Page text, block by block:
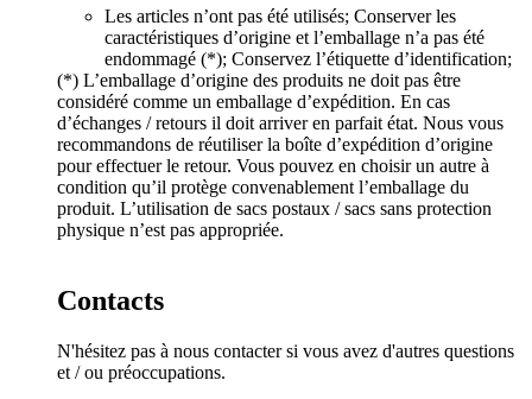
Les articles n’ont pas été utilisés; Conserver les
caractéristiques d’origine et l’emballage n’a pas été
endommagé (*); Conservez l’étiquette d’identification;
(*) L’emballage d’origine des produits ne doit pas être
considéré comme un emballage d’expédition. En cas
d’échanges / retours il doit arriver en parfait état. Nous vous
recommandons de réutiliser la boîte d’expédition d’origine
pour effectuer le retour. Vous pouvez en choisir un autre à
condition qu’il protège convenablement l’emballage du
produit. L’utilisation de sacs postaux / sacs sans protection
physique n’est pas appropriée.
Contacts
N'hésitez pas à nous contacter si vous avez d'autres questions
et / ou préoccupations.